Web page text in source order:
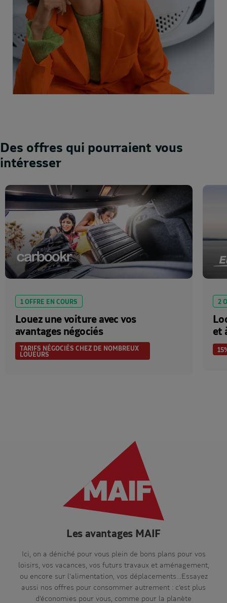
Des offres qui pourraient vous
intéresser
1 OFFRE EN COURS
Louez une voiture avec vos
avantages négociés
TARIFS NÉGOCIÉS CHEZ DE NOMBREUX
LOUEURS
2
et
Les avantages MAIF
Ici, on a déniché pour vous plein de bons plans pour vos
loisirs, vos vacances, vos futurs travaux et aménagement,
ou encore sur l’alimentation, vos déplacements…Essayez
aussi nos offres pour consommer autrement : c’est plus
d’économies pour vous, comme pour la planète